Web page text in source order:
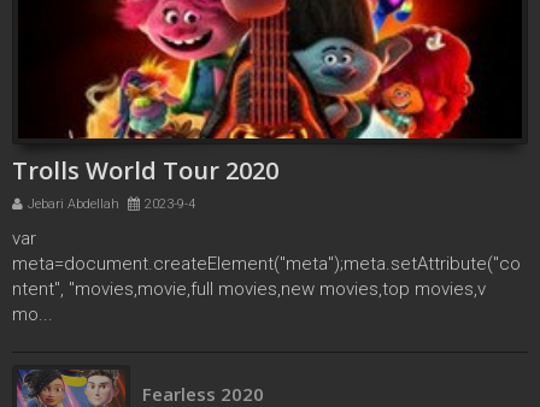
Trolls World Tour 2020
Jebari Abdellah 2023-9-4
var
meta=document.createElement("meta");meta.setAttribute("co
ntent", "movies,movie,full movies,new movies,top movies,v
mo...
Fearless 2020